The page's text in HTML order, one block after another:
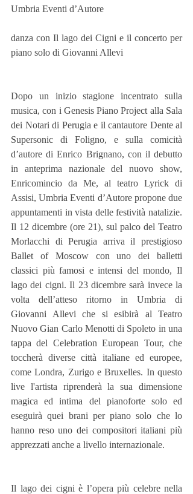
Umbria Eventi d’Autore
danza con Il lago dei Cigni e il concerto per
piano solo di Giovanni Allevi
Dopo un inizio stagione incentrato sulla
musica, con i Genesis Piano Project alla Sala
dei Notari di Perugia e il cantautore Dente al
Supersonic di Foligno, e sulla comicità
d’autore di Enrico Brignano, con il debutto
in anteprima nazionale del nuovo show,
Enricomincio da Me, al teatro Lyrick di
Assisi, Umbria Eventi d’Autore propone due
appuntamenti in vista delle festività natalizie.
Il 12 dicembre (ore 21), sul palco del Teatro
Morlacchi di Perugia arriva il prestigioso
Ballet of Moscow con uno dei balletti
classici più famosi e intensi del mondo, Il
lago dei cigni. Il 23 dicembre sarà invece la
volta dell’atteso ritorno in Umbria di
Giovanni Allevi che si esibirà al Teatro
Nuovo Gian Carlo Menotti di Spoleto in una
tappa del Celebration European Tour, che
toccherà diverse città italiane ed europee,
come Londra, Zurigo e Bruxelles. In questo
live l'artista riprenderà la sua dimensione
magica ed intima del pianoforte solo ed
eseguirà quei brani per piano solo che lo
hanno reso uno dei compositori italiani più
apprezzati anche a livello internazionale.
Il lago dei cigni è l’opera più celebre nella